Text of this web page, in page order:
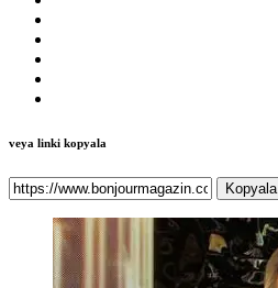
veya linki kopyala
Kopyala